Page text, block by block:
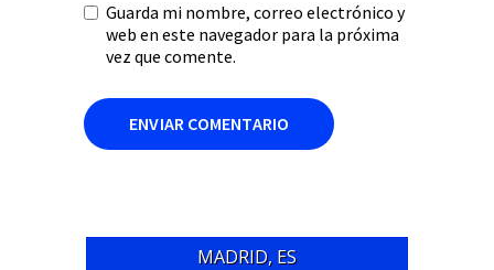
Guarda mi nombre, correo electrónico y
web en este navegador para la próxima
vez que comente.
MADRID, ES